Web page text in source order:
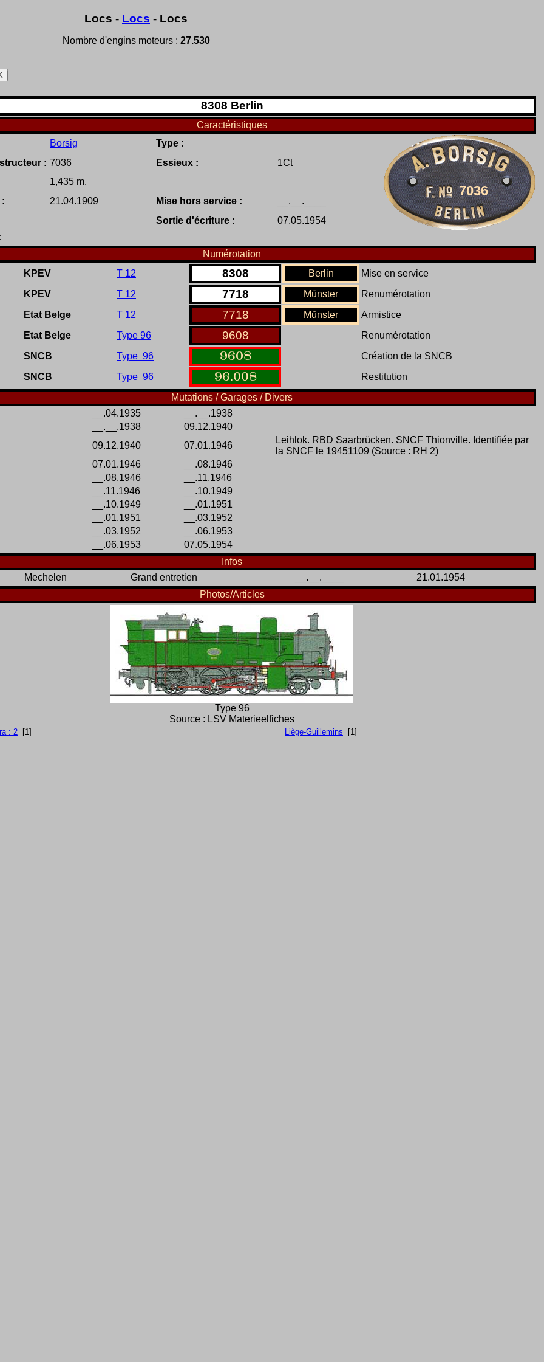
Locs - Locs - Locs
Nombre d'engins moteurs : 27.530
8308 Berlin
Caractéristiques
Borsig Type :
7036
: 7036 Essieux :
1Ct
1,435 m.
21.04.1909 Mise hors service :
__.__.____
Sortie d'écriture :
07.05.1954
Numérotation
KPEV T 12 8308 Berlin
Mise en service
KPEV T 12 7718 Münster
Renumérotation
Etat Belge T 12 7718 Münster
Armistice
Etat Belge Type 96 9608
Renumérotation
SNCB Type 96 9608
Création de la SNCB
SNCB Type 96 96.008
Restitution
Mutations / Garages / Divers
__.04.1935
__.__.1938
__.__.1938
09.12.1940
09.12.1940 07.01.1946
Leihlok. RBD Saarbrücken. SNCF Thionville. Identifiée par
la SNCF le 19451109 (Source : RH 2)
07.01.1946
__.08.1946
__.08.1946
__.11.1946
__.11.1946
__.10.1949
__.10.1949
__.01.1951
__.01.1951
__.03.1952
__.03.1952
__.06.1953
__.06.1953
07.05.1954
Infos
Mechelen Grand entretien __.__.____
21.01.1954
Photos/Articles
Type 96
Source : LSV Materieelfiches
: 2 [1] Liège-Guillemins [1]